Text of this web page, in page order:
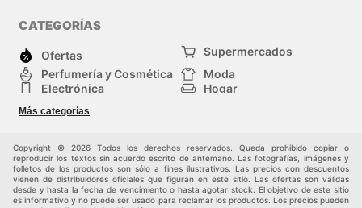
CATEGORÍAS
Ofertas
Supermercados
Perfumería y Cosmética
Moda
Electrónica
Hogar
Deporte
Juguetes y bebés
Más categorías
Copyright © 2026 Todos los derechos reservados. Queda prohibido copiar o
reproducir los textos sin acuerdo escrito de antemano. Las fotografías, imágenes y
folletos de los productos son sólo a fines ilustrativos. Las precios con descuentos
vienen de distribuidores oficiales que figuran en este sitio. Las ofertas son válidas
desde y hasta la fecha de vencimiento o hasta agotar stock. El objetivo de este sitio
es informativo y no puede ser usado para reclamar los productos. Los precios pueden